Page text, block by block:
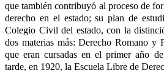
que también contribuyó al proceso de
derecho en el estado; su plan de
Colegio Civil del estado, con la
dos materias más: Derecho Romano y
que eran cursadas en el primer año
tarde, en 1920, la Escuela Libre de